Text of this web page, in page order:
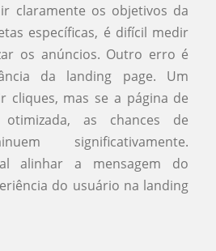
claramente os objetivos da
específicas, é difícil medir
os anúncios. Outro erro é
da landing page. Um
cliques, mas se a página de
as chances de
significativamente.
alinhar a mensagem do
do usuário na landing